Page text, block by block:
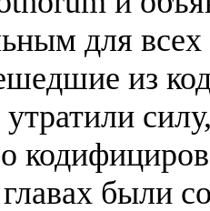
для
из
были